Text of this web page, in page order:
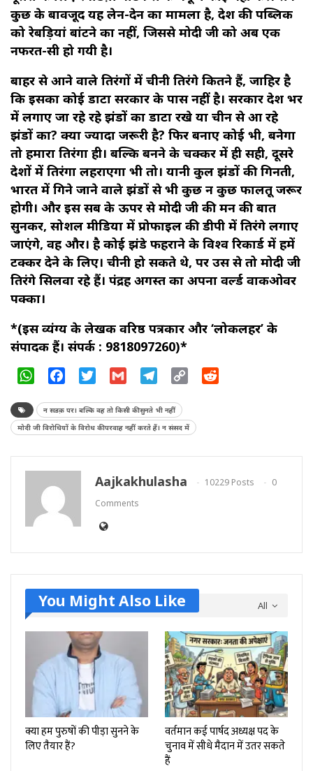
कुछ के बावजूद यह लेन-देन का मामला है, देश की पब्लिक
को रेबड़ियां बांटने का नहीं, जिससे मोदी जी को अब एक
नफरत-सी हो गयी है।
बाहर से आने वाले तिरंगों में चीनी तिरंगे कितने हैं, जाहिर है
कि इसका कोई डाटा सरकार के पास नहीं है। सरकार देश भर
में लगाए जा रहे रहे झंडों का डाटा रखे या चीन से आ रहे
झंडों का? क्या ज्यादा जरूरी है? फिर बनाए कोई भी, बनेगा
तो हमारा तिरंगा ही। बल्कि बनने के चक्कर में ही सही, दूसरे
देशों में तिरंगा लहराएगा भी तो। यानी कुल झंडों की गिनती,
भारत में गिने जाने वाले झंडों से भी कुछ न कुछ फालतू जरूर
होगी। और इस सब के ऊपर से मोदी जी की मन की बात
सुनकर, सोशल मीडिया में प्रोफाइल की डीपी में तिरंगे लगाए
जाएंगे, वह और। है कोई झंडे फहराने के विश्व रिकार्ड में हमें
टक्कर देने के लिए। चीनी हो सकते थे, पर उस से तो मोदी जी
तिरंगे सिलवा रहे हैं। पंद्रह अगस्त का अपना वर्ल्ड वाकओवर
पक्का।
*(इस व्यंग्य के लेखक वरिष्ठ पत्रकार और ‘लोकलहर’ के
संपादक हैं। संपर्क : 9818097260)*
WhatsAppFacebookTwitter Gmail Telegram
Copy
न सडक़ पर। बल्कि वह तो किसी की सुनते भी नहीं
मोदी जी विरोधियों के विरोध की परवाह नहीं करते हैं। न संसद में
Aajkakhulasha 10229 Posts
0
Comments
All
You Might Also Like
क्या हम पुरुषों की पीड़ा सुनने के
लिए तैयार हैं?
वर्तमान कई पार्षद अध्यक्ष पद के
चुनाव में सीधे मैदान में उतर सकते
हैं